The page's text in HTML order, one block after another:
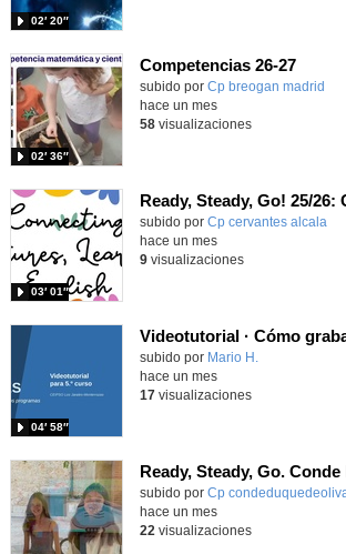
02′ 20″
Competencias 26-27-
Contenido educativo.
subido por Cp breogan madrid
02′ 36″
hace un mes
58visualizaciones
Contenido educativo.
subido por Cp cervantes alcala
03′ 01″
hace un mes
9visualizaciones
Contenido educativo.
subido por Mario H.
04′ 58″
hace un mes
17visualizaciones
Contenido educativo.
subido por Cp
hace un mes
22 visualizaciones